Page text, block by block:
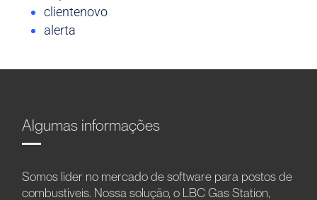
clientenovo
alerta
Algumas informações
Somos líder no mercado de software para postos de
combustíveis. Nossa solução, o LBC Gas Station,